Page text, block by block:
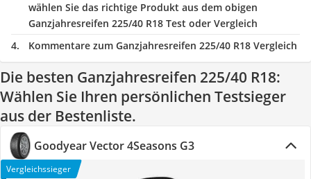
wählen Sie das richtige Produkt aus dem obigen
Ganzjahresreifen 225/40 R18 Test oder Vergleich
Kommentare zum Ganzjahresreifen 225/40 R18 Vergleich
Die besten Ganzjahresreifen 225/40 R18:
Wählen Sie Ihren persönlichen Testsieger
aus der Bestenliste.
Goodyear Vector 4Seasons G3
Vergleichssieger